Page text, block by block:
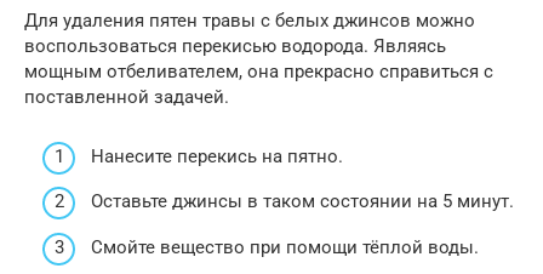
Для удаления пятен травы с белых джинсов можно
воспользоваться перекисью водорода. Являясь
мощным отбеливателем, она прекрасно справиться с
поставленной задачей.
Нанесите перекись на пятно.
Оставьте джинсы в таком состоянии на 5 минут.
Смойте вещество при помощи тёплой воды.